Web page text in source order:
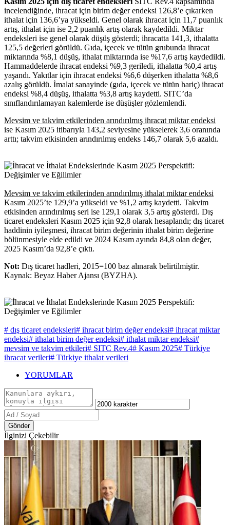
incelendiğinde, ihracat için birim değer endeksi 126,8’e çıkarken
ithalat için 136,6’ya yükseldi. Genel olarak ihracat için 11,7 puanlık
artış, ithalat için ise 2,2 puanlık artış olarak kaydedildi. Miktar
endeksleri ise genel olarak düşüş gösterdi; ihracatta 141,3, ithalatta
125,5 değerleri görüldü. Gıda, içecek ve tütün grubunda ihracat
miktarında %8,1 düşüş, ithalat miktarında ise %17,6 artış kaydedildi.
Hammaddelerde ihracat endeksi %9,3 geriledi, ithalatta %0,4 artış
yaşandı. Yakıtlar için ihracat endeksi %6,6 düşerken ithalatta %8,6
azalış görüldü. İmalat sanayinde (gıda, içecek ve tütün hariç) ihracat
endeksi %8,4 düşüş, ithalatta %3,8 artış kaydetti. SITC’da
sınıflandırılamayan kalemlerde ise düşüşler gözlemlendi.
Mevsim ve takvim etkilerinden arındırılmış ihracat miktar endeksi
ise Kasım 2025 itibarıyla 143,2 seviyesine yükselerek 3,6 oranında
arttı; takvim etkisinden arındırılmış endeks 146,7 olarak 5,6 azaldı.
Mevsim ve takvim etkilerinden arındırılmış ithalat miktar endeksi
Kasım 2025’te 129,9’a yükseldi ve %1,2 artış kaydetti. Takvim
etkisinden arındırılmış seri ise 129,1 olarak 3,5 artış gösterdi. Dış
ticaret endeksleri Kasım 2025 için 92,8 olarak hesaplandı; dış ticaret
haddinin iyileşmesi, ihracat birim değerinin ithalat birim değerine
bölünmesiyle elde edildi ve 2024 Kasım ayında 84,8 olan değer,
2025 Kasım’da 92,8’e çıktı.
Not: Dış ticaret hadleri, 2015=100 baz alınarak belirtilmiştir.
Kaynak: Beyaz Haber Ajansı (BYZHA).
# dış ticaret endeksleri# ihracat birim değer endeksi# ihracat miktar
endeksi# ithalat birim değer endeksi# ithalat miktar endeksi#
mevsim ve takvim etkileri# SITC Rev.4# Kasım 2025# Türkiye
ihracat verileri# Türkiye ithalat verileri
YORUMLAR
Gönder
İlginizi Çekebilir